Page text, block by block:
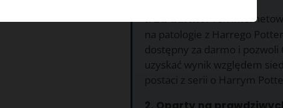
1. Za darmo.Ten
na patologie z Harrego
dostępny za darmo i pozwoli
uzyskać wynik względem
postaci z serii o Harrym